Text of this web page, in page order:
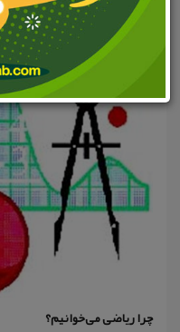
چرا ریاضی می‌خوانیم؟